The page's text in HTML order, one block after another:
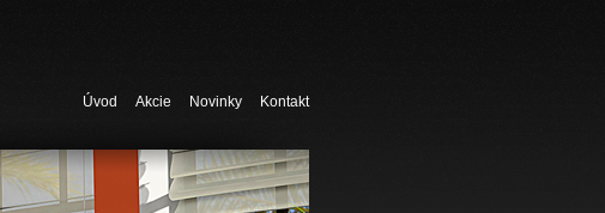
Úvod Akcie Novinky Kontakt